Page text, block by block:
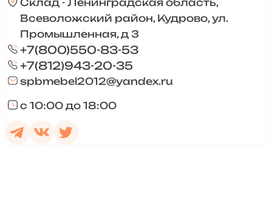
Склад - Ленинградская область,
Всеволожский район, Кудрово, ул.
Промышленная, д 3
+7(800)550-83-53
+7(812)943-20-35
spbmebel2012@yandex.ru
с 10:00 до 18:00